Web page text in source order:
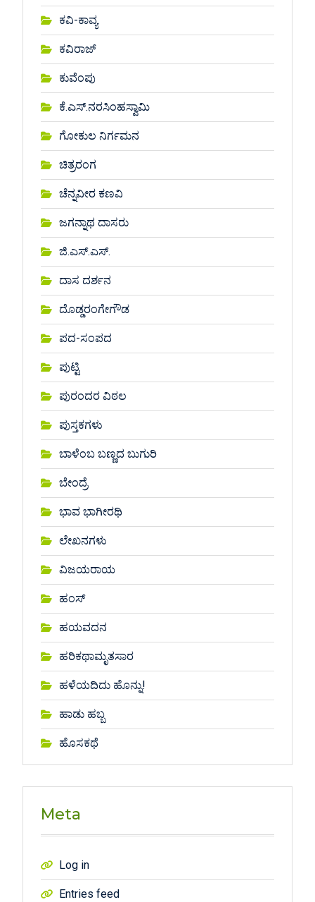
ಕವಿ-ಕಾವ್ಯ
ಕವಿರಾಜ್
ಕುವೆಂಪು
ಕೆ.ಎಸ್.ನರಸಿಂಹಸ್ವಾಮಿ
ಗೋಕುಲ ನಿರ್ಗಮನ
ಚಿತ್ರರಂಗ
ಚೆನ್ನವೀರ ಕಣವಿ
ಜಗನ್ನಾಥ ದಾಸರು
ಜಿ.ಎಸ್.ಎಸ್.
ದಾಸ ದರ್ಶನ
ದೊಡ್ಡರಂಗೇಗೌಡ
ಪದ-ಸಂಪದ
ಪುಟ್ಟಿ
ಪುರಂದರ ವಿಠಲ
ಪುಸ್ತಕಗಳು
ಬಾಳೆಂಬ ಬಣ್ಣದ ಬುಗುರಿ
ಬೇಂದ್ರೆ
ಭಾವ ಭಾಗೀರಥಿ
ಲೇಖನಗಳು
ವಿಜಯರಾಯ
ಹಂಸ್
ಹಯವದನ
ಹರಿಕಥಾಮೃತಸಾರ
ಹಳೆಯದಿದು ಹೊನ್ನು!
ಹಾಡು ಹಬ್ಬ
ಹೊಸಕಥೆ
Meta
Log in
Entries feed